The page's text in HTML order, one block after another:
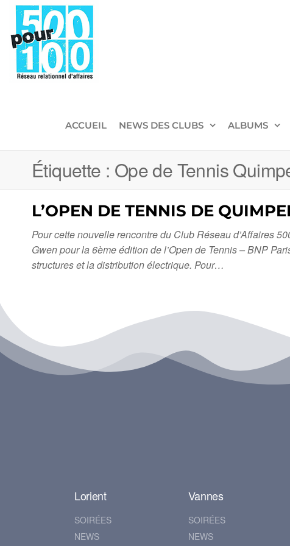
ACCUEIL NEWS DES CLUBS ALBUMS
Étiquette : Ope de Tennis
L’OPEN DE TENNIS DE
Pour cette nouvelle rencontre du Club Réseau d’Affaires
Gwen pour la 6ème édition de l’Open de Tennis – BNP
structures et la distribution électrique. Pour…
Lorient
SOIRÉES
NEWS
Vannes
SOIRÉES
NEWS